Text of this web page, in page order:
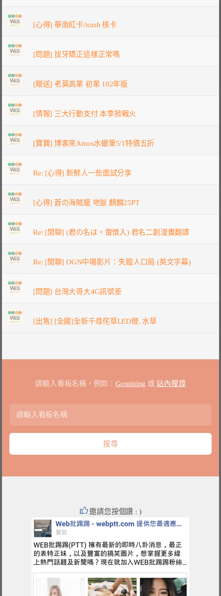
[心得] 華南紅卡/icash 核卡
[問題] 拔牙矯正這樣正常嗎
[贈送] 老莫高業 初業 102年版
[情報] 三大行動支付 本季掀戰火
[寶寶] 博客來Amos水蠟筆5/1特價五折
Re: [心得] 新鮮人一些面試分享
[心得] 蒼の海賊龍 地獄 麒麟25PT
Re: [閒聊] (君の名は。雷慎入) 君名二創漫畫翻譯
Re: [閒聊] OGN中場影片：失蹤人口局 (英文字幕)
[問題] 台灣大哥大4G訊號差
[出售] [全國]全新千尋侘草LED燈, 水草
請輸入看板名稱，例如：Gossiping 或 站內搜尋
邀請您按個讚 : )